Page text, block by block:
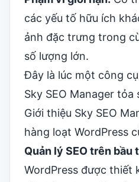
các yếu tố hữu ích
ảnh đặc trưng trong
số lượng lớn.
Đây là lúc một công
Sky SEO Manager tỏa
Giới thiệu Sky SEO
hàng loạt WordPress
Quản lý SEO trên bầu
WordPress được thiết